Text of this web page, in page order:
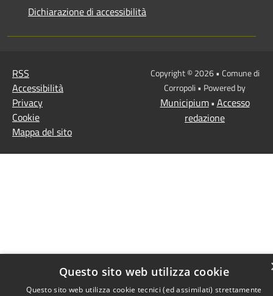
Dichiarazione di accessibilità
RSS
Accessibilità
Privacy
Cookie
Mappa del sito
Copyright © 2026 • Comune di
Corropoli • Powered by
Municipium• Accesso
redazione
Questo sito web utilizza cookie
Questo sito web utilizza cookie tecnici (ed assimilati) strettamente